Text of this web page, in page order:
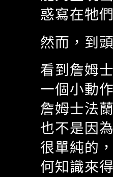
惑寫在牠
然而，到
看到詹姆
一個小動
詹姆士法
也不是因
很單純的
何知識來